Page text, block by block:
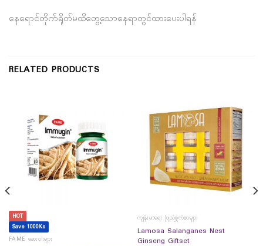
နေရောင်တိုက်ရိုတ်မထိတွေ့သောနေရာတွင်ထားပေးပါရန်
RELATED PRODUCTS
HOT
Save 1000Ks
FAME ဆေးဝါးများ
ကျန်းမာရေး ဖြည့်စွက်စာများ
Lamosa Salanganes Nest
Ginseng Giftset